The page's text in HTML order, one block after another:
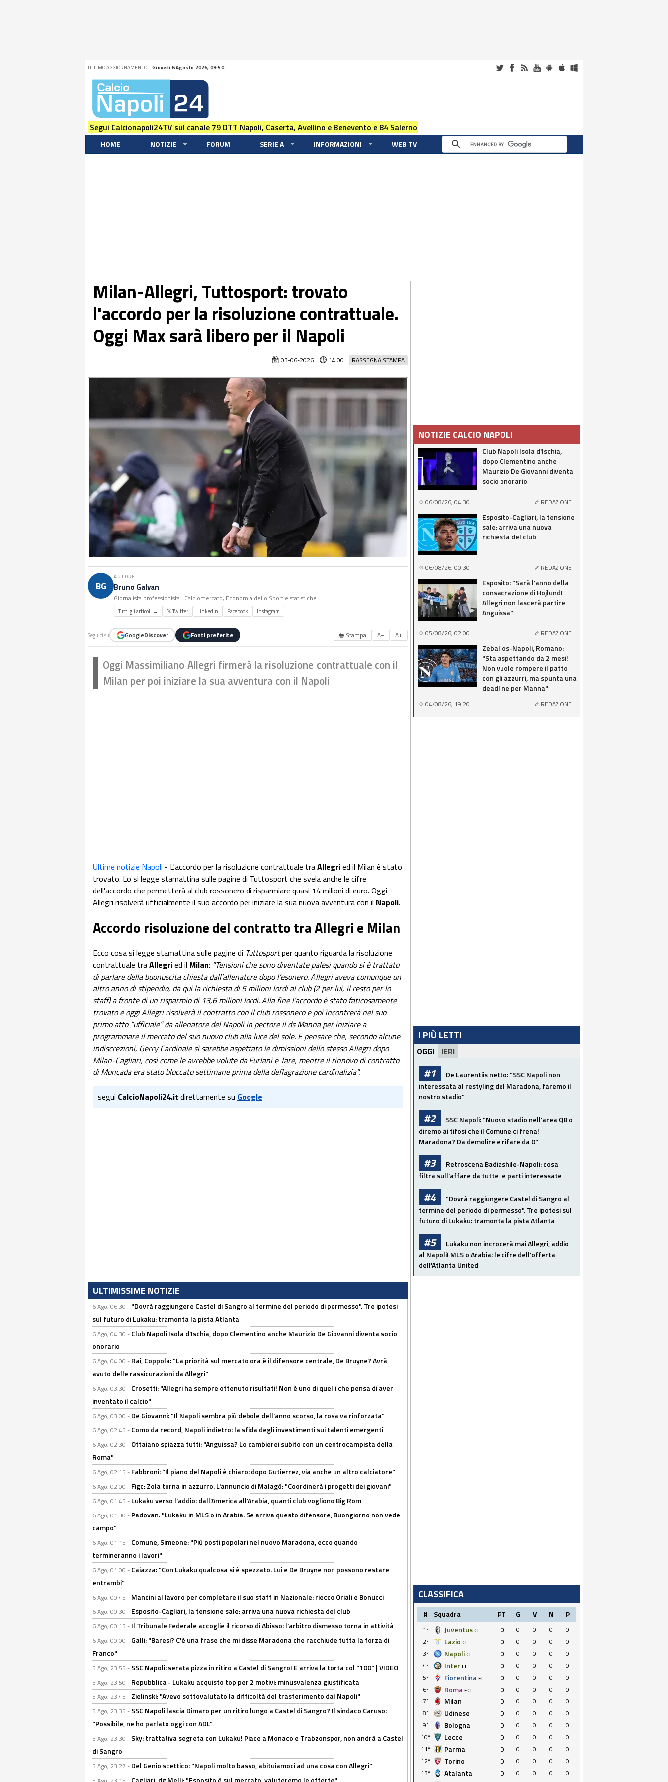
ULTIMO AGGIORNAMENTO: Giovedi 6 Agosto 2026, 09:50
Segui Calcionapoli24TV sul canale 79 DTT Napoli, Caserta, Avellino e Benevento e 84 Salerno
HOME NOTIZIE FORUM SERIE A INFORMAZIONI WEB TV
Milan-Allegri, Tuttosport: trovato
l'accordo per la risoluzione contrattuale.
Oggi Max sarà libero per il Napoli
RASSEGNA STAMPA
03-06-2026 14:00
BG
AUTORE
Bruno Galvan
Giornalista professionista · Calciomercato, Economia dello Sport e statistiche
Tutti gli articoli → 𝕏 Twitter LinkedIn Facebook Instagram
Seguici su GoogleDiscover Fonti preferite 🖶 Stampa A− A+
Oggi Massimiliano Allegri firmerà la risoluzione contrattuale con il
Milan per poi iniziare la sua avventura con il Napoli
Ultime notizie Napoli - L'accordo per la risoluzione contrattuale traAllegried il Milan è stato
trovato. Lo si legge stamattina sulle pagine di Tuttosport che svela anche le cifre
dell'accordo che permetterà al club rossonero di risparmiare quasi 14 milioni di euro. Oggi
Allegri risolverà ufficialmente il suo accordo per iniziare la sua nuova avventura con il Napoli.
Accordo risoluzione del contratto tra Allegri e Milan
Ecco cosa si legge stamattina sulle pagine di Tuttosportper quanto riguarda la risoluzione
contrattuale traAllegried il Milan: "Tensioni che sono diventate palesi quando si è trattato
di parlare della buonuscita chiesta dall’allenatore dopo l’esonero. Allegri aveva comunque un
altro anno di stipendio, da qui la richiesta di 5 milioni lordi al club (2 per lui, il resto per lo
staff) a fronte di un risparmio di 13,6 milioni lordi. Alla fine l’accordo è stato faticosamente
trovato e oggi Allegri risolverà il contratto con il club rossonero e poi incontrerà nel suo
primo atto “ufficiale” da allenatore del Napoli in pectore il ds Manna per iniziare a
programmare il mercato del suo nuovo club alla luce del sole. E pensare che, secondo alcune
indiscrezioni, Gerry Cardinale si sarebbe aspettato le dimissioni dello stesso Allegri dopo
Milan-Cagliari, così come le avrebbe volute da Furlani e Tare, mentre il rinnovo di contratto
di Moncada era stato bloccato settimane prima della deflagrazione cardinalizia".
segui CalcioNapoli24.it direttamente su Google
ULTIMISSIME NOTIZIE
6 Ago, 06:30 - "Dovrà raggiungere Castel di Sangro al termine del periodo di permesso". Tre ipotesi
sul futuro di Lukaku: tramonta la pista Atlanta
6 Ago, 04:30 - Club Napoli Isola d'Ischia, dopo Clementino anche Maurizio De Giovanni diventa socio
onorario
6 Ago, 04:00 - Rai, Coppola: "La priorità sul mercato ora è il difensore centrale, De Bruyne? Avrà
avuto delle rassicurazioni da Allegri"
6 Ago, 03:30 - Crosetti: "Allegri ha sempre ottenuto risultati! Non è uno di quelli che pensa di aver
inventato il calcio"
6 Ago, 03:00 - De Giovanni: "Il Napoli sembra più debole dell'anno scorso, la rosa va rinforzata"
6 Ago, 02:45 - Como da record, Napoli indietro: la sfida degli investimenti sui talenti emergenti
6 Ago, 02:30 - Ottaiano spiazza tutti: "Anguissa? Lo cambierei subito con un centrocampista della
Roma"
6 Ago, 02:15 - Fabbroni: "Il piano del Napoli è chiaro: dopo Gutierrez, via anche un altro calciatore"
6 Ago, 02:00 - Figc: Zola torna in azzurro. L'annuncio di Malagò: "Coordinerà i progetti dei giovani"
6 Ago, 01:45 - Lukaku verso l'addio: dall'America all'Arabia, quanti club vogliono Big Rom
6 Ago, 01:30 - Padovan: "Lukaku in MLS o in Arabia. Se arriva questo difensore, Buongiorno non vede
campo"
6 Ago, 01:15 - Comune, Simeone: "Più posti popolari nel nuovo Maradona, ecco quando
termineranno i lavori"
6 Ago, 01:00 - Caiazza: "Con Lukaku qualcosa si è spezzato. Lui e De Bruyne non possono restare
entrambi"
6 Ago, 00:45 - Mancini al lavoro per completare il suo staff in Nazionale: riecco Oriali e Bonucci
6 Ago, 00:30 - Esposito-Cagliari, la tensione sale: arriva una nuova richiesta del club
6 Ago, 00:15 - Il Tribunale Federale accoglie il ricorso di Abisso: l'arbitro dismesso torna in attività
6 Ago, 00:00 - Galli: "Baresi? C'è una frase che mi disse Maradona che racchiude tutta la forza di
Franco"
5 Ago, 23:55 - SSC Napoli: serata pizza in ritiro a Castel di Sangro! E arriva la torta col "100" | VIDEO
5 Ago, 23:50 - Repubblica - Lukaku acquisto top per 2 motivi: minusvalenza giustificata
5 Ago, 23:45 - Zielinski: "Avevo sottovalutato la difficoltà del trasferimento dal Napoli"
5 Ago, 23:35 - SSC Napoli lascia Dimaro per un ritiro lungo a Castel di Sangro? Il sindaco Caruso:
"Possibile, ne ho parlato oggi con ADL"
5 Ago, 23:30 - Sky: trattativa segreta con Lukaku! Piace a Monaco e Trabzonspor, non andrà a Castel
di Sangro
5 Ago, 23:27 - Del Genio scettico: "Napoli molto basso, abituiamoci ad una cosa con Allegri"
Cagliari, dg Melli: "Esposito è sul mercato, valuteremo le offerte"
NOTIZIE CALCIO NAPOLI
Club Napoli Isola d'Ischia,
dopo Clementino anche
Maurizio De Giovanni diventa
socio onorario
06/08/26, 04:30 REDAZIONE
Esposito-Cagliari, la tensione
sale: arriva una nuova
richiesta del club
06/08/26, 00:30 REDAZIONE
Esposito: "Sarà l'anno della
consacrazione di Hojlund!
Allegri non lascerà partire
Anguissa"
05/08/26, 02:00 REDAZIONE
Zeballos-Napoli, Romano:
"Sta aspettando da 2 mesi!
Non vuole rompere il patto
con gli azzurri, ma spunta una
deadline per Manna"
04/08/26, 19:20 REDAZIONE
I PIÙ LETTI
OGGI IERI
#1
De Laurentiis netto: "SSC Napoli non
interessata al restyling del Maradona, faremo il
nostro stadio"
#2
SSC Napoli: "Nuovo stadio nell'area Q8 o
diremo ai tifosi che il Comune ci frena!
Maradona? Da demolire e rifare da 0"
#3
Retroscena Badiashile-Napoli: cosa
filtra sull'affare da tutte le parti interessate
#4
"Dovrà raggiungere Castel di Sangro al
termine del periodo di permesso". Tre ipotesi sul
futuro di Lukaku: tramonta la pista Atlanta
#5
Lukaku non incrocerà mai Allegri, addio
al Napoli! MLS o Arabia: le cifre dell'offerta
dell'Atlanta United
CLASSIFICA
# Squadra PT G V N P
1º Juventus CL 0 0 0 0
0
2º
Lazio CL 0 0 0 0
0
3º
Napoli CL 0 0 0 0
0
4º
Inter CL 0 0 0 0
0
5º
Fiorentina EL 0 0 0 0
0
6º
Roma ECL 0 0 0 0
0
7º
Milan 0 0 0 0
0
8º
Udinese 0 0 0 0
0
9º
Bologna 0 0 0 0
0
10º
Lecce 0 0 0 0
0
11º
Parma 0 0 0 0
0
12º
Torino 0 0 0 0
0
13º
Atalanta 0 0 0 0
0